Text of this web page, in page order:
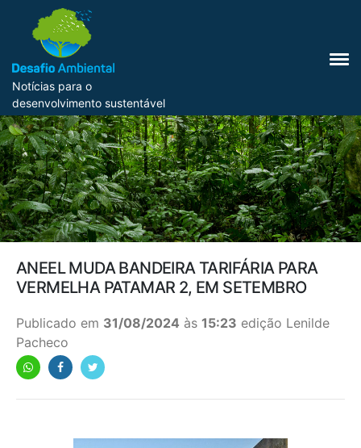
Notícias para o
desenvolvimento sustentável
ANEEL MUDA BANDEIRA TARIFÁRIA PARA
VERMELHA PATAMAR 2, EM SETEMBRO
Publicado em 31/08/2024 às 15:23 edição Lenilde
Pacheco